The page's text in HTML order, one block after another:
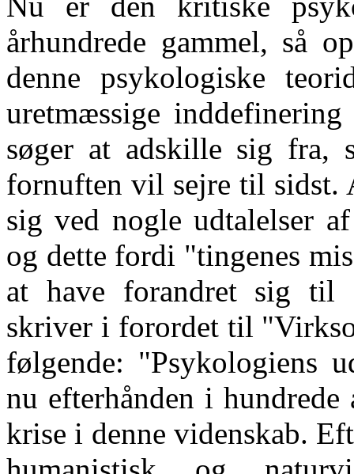
århundrede gammel, så
denne psykologiske
uretmæssige inddefinering
søger at adskille sig fra,
fornuften vil sejre til
sig ved nogle udtalelser
og dette fordi "tingenes
at have forandret sig til
skriver i forordet til
følgende: "Psykologiens
nu efterhånden i
krise i denne videnskab.